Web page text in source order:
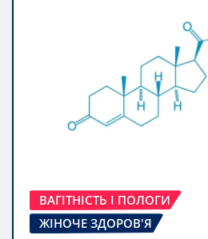
ВАГІТНІСТЬ І ПОЛОГИ
ЖІНОЧЕ ЗДОРОВ'Я